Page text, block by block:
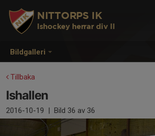
Bildgalleri
NITTORPS IK
Ishockey herrar div II
Tillbaka
Ishallen
2016-10-19 | Bild 36 av 36